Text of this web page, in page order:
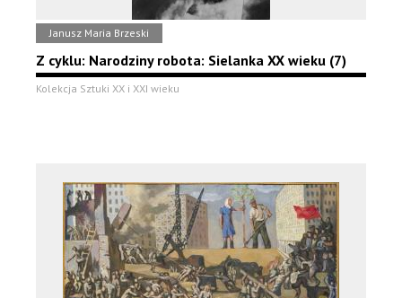
Janusz Maria Brzeski
Z cyklu: Narodziny robota: Sielanka XX wieku (7)
Kolekcja Sztuki XX i XXI wieku